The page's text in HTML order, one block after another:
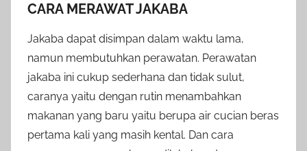
CARA MERAWAT JAKABA
Jakaba dapat disimpan dalam waktu lama,
namun membutuhkan perawatan. Perawatan
jakaba ini cukup sederhana dan tidak sulut,
caranya yaitu dengan rutin menambahkan
makanan yang baru yaitu berupa air cucian beras
pertama kali yang masih kental. Dan cara